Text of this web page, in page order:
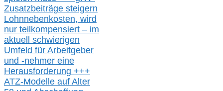
Zusatzbeiträge steigern
Lohnnebenkosten, wird
nur teilkompensiert – im
aktuell schwierigen
Umfeld für Arbeitgeber
und -nehmer eine
Herausforderung +++
ATZ-Modelle auf Alter